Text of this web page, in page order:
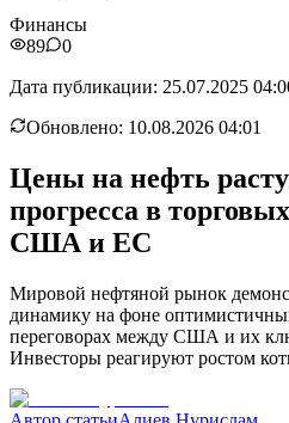
Финансы
89
0
Дата публикации: 25.07.2025
Обновлено: 10.08.2026 04:01
Цены на нефть
прогресса в
США и ЕС
Мировой нефтяной рынок
динамику на фоне
переговорах между США и их
Инвесторы реагируют ростом